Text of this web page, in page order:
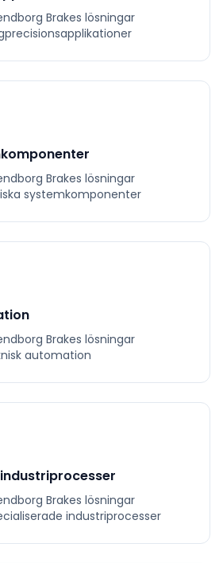
Brakes lösningar
Brakes lösningar
systemkomponenter
Brakes lösningar
automation
Brakes lösningar
industriprocesser